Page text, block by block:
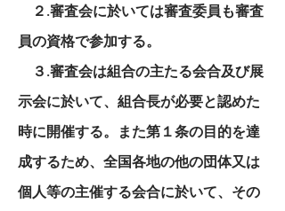
２.審査会に於いては審査委員も審査
員の資格で参加する。
３.審査会は組合の主たる会合及び展
示会に於いて、組合長が必要と認めた
時に開催する。また第１条の目的を達
成するため、全国各地の他の団体又は
個人等の主催する会合に於いて、その